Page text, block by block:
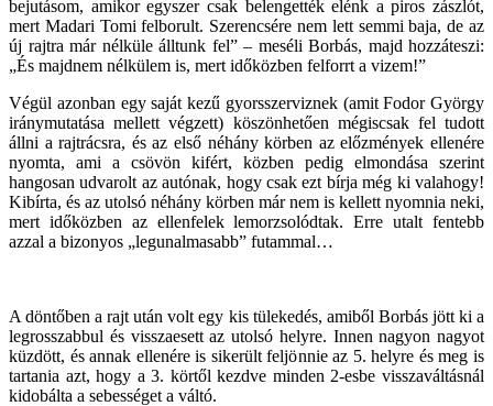
bejutásom, amikor egyszer csak belengették elénk a piros zászlót,
mert Madari Tomi felborult. Szerencsére nem lett semmi baja, de az
új rajtra már nélküle álltunk fel” – meséli Borbás, majd hozzáteszi:
„És majdnem nélkülem is, mert időközben felforrt a vizem!”
Végül azonban egy saját kezű gyorsszerviznek (amit Fodor György
iránymutatása mellett végzett) köszönhetően mégiscsak fel tudott
állni a rajtrácsra, és az első néhány körben az előzmények ellenére
nyomta, ami a csövön kifért, közben pedig elmondása szerint
hangosan udvarolt az autónak, hogy csak ezt bírja még ki valahogy!
Kibírta, és az utolsó néhány körben már nem is kellett nyomnia neki,
mert időközben az ellenfelek lemorzsolódtak. Erre utalt fentebb
azzal a bizonyos „legunalmasabb” futammal…
A döntőben a rajt után volt egy kis tülekedés, amiből Borbás jött ki a
legrosszabbul és visszaesett az utolsó helyre. Innen nagyon nagyot
küzdött, és annak ellenére is sikerült feljönnie az 5. helyre és meg is
tartania azt, hogy a 3. körtől kezdve minden 2-esbe visszaváltásnál
kidobálta a sebességet a váltó.